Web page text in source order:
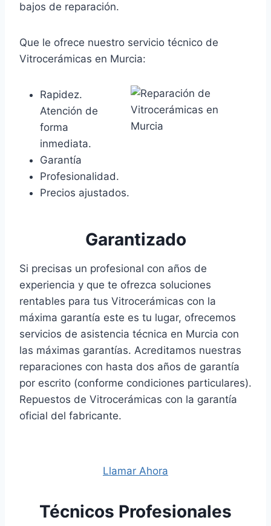
bajos de reparación.
Que le ofrece nuestro servicio técnico de
Vitrocerámicas en Murcia:
Rapidez.
Atención de
forma
inmediata.
Garantía
Profesionalidad.
Precios ajustados.
Garantizado
Si precisas un profesional con años de
experiencia y que te ofrezca soluciones
rentables para tus Vitrocerámicas con la
máxima garantía este es tu lugar, ofrecemos
servicios de asistencia técnica en Murcia con
las máximas garantías. Acreditamos nuestras
reparaciones con hasta dos años de garantía
por escrito (conforme condiciones particulares).
Repuestos de Vitrocerámicas con la garantía
oficial del fabricante.
Llamar Ahora
Técnicos Profesionales